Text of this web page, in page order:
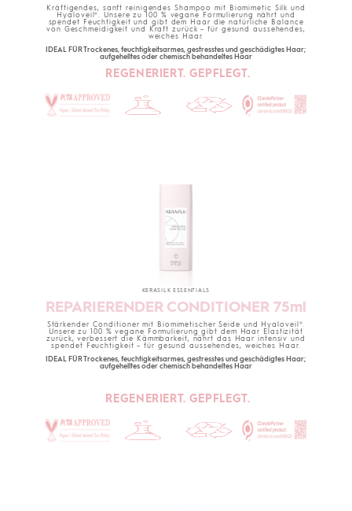
Kräftigendes, sanft reinigendes Shampoo mit Biomimetic Silk und
Hyaloveil®. Unsere zu 100 % vegane Formulierung nährt und
spendet Feuchtigkeit und gibt dem Haar die natürliche Balance
von Geschmeidigkeit und Kraft zurück – für gesund aussehendes,
weiches Haar.
IDEAL FÜR Trockenes, feuchtigkeitsarmes, gestresstes und geschädigtes Haar;
aufgehelltes oder chemisch behandeltes Haar
REGENERIERT. GEPFLEGT.
KERASILK ESSENTIALS
REPARIERENDER CONDITIONER 75ml
Stärkender Conditioner mit Biomimetischer Seide und Hyaloveil®.
Unsere zu 100 % vegane Formulierung gibt dem Haar Elastizität
zurück, verbessert die Kämmbarkeit, nährt das Haar intensiv und
spendet Feuchtigkeit – für gesund aussehendes, weiches Haar.
IDEAL FÜR Trockenes, feuchtigkeitsarmes, gestresstes und geschädigtes Haar;
aufgehelltes oder chemisch behandeltes Haar
REGENERIERT. GEPFLEGT.